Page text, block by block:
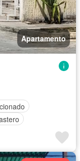
Apartamento